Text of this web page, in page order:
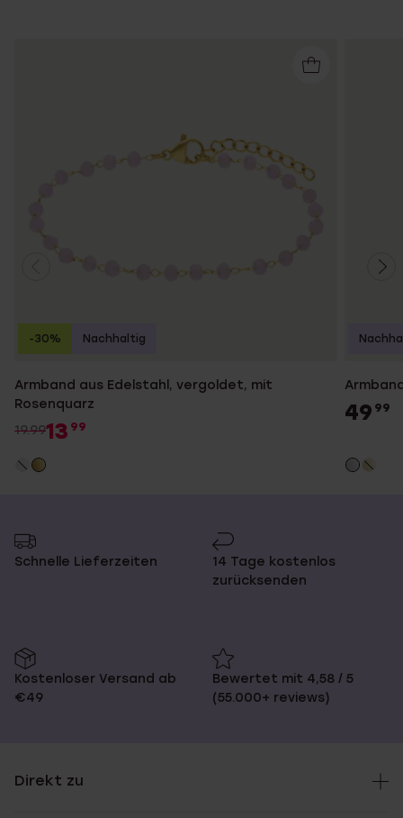
Armband aus Edelstahl, vergoldet, mit
Rosenquarz
19.9913 99
-30% Nachhaltig
49 99
Schnelle Lieferzeiten
14 Tage kostenlos
zurücksenden
Kostenloser Versand ab
€49
Bewertet mit 4,58 / 5
(55.000+ reviews)
Direkt zu